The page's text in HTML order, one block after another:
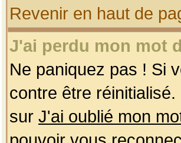
Revenir en haut de
J'ai perdu mon mot
Ne paniquez pas ! Si
contre être
sur J'ai oublié mon